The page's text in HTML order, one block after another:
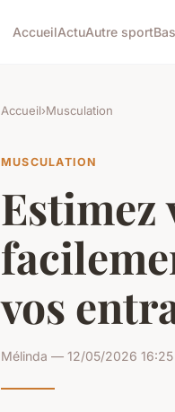
AccueilActuAutre sport
Accueil›Musculation
MUSCULATION
Estimez
vos
Mélinda — 12/05/2026